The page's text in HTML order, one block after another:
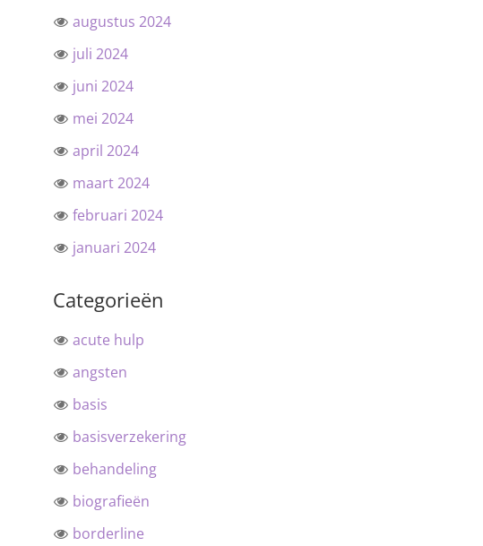
augustus 2024
juli 2024
juni 2024
mei 2024
april 2024
maart 2024
februari 2024
januari 2024
Categorieën
acute hulp
angsten
basis
basisverzekering
behandeling
biografieën
borderline